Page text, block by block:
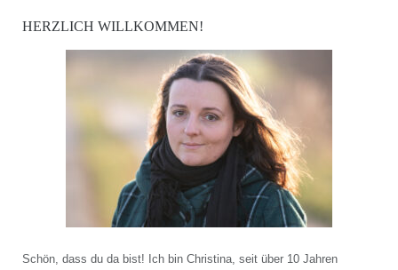
HERZLICH WILLKOMMEN!
Schön, dass du da bist! Ich bin Christina, seit über 10 Jahren